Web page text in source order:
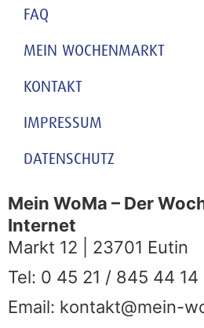
FAQ
MEIN WOCHENMARKT
KONTAKT
IMPRESSUM
DATENSCHUTZ
Mein WoMa – Der
Internet
Markt 12 | 23701 Eutin
Tel: 0 45 21 / 845 44 14
Email: kontakt@mein-